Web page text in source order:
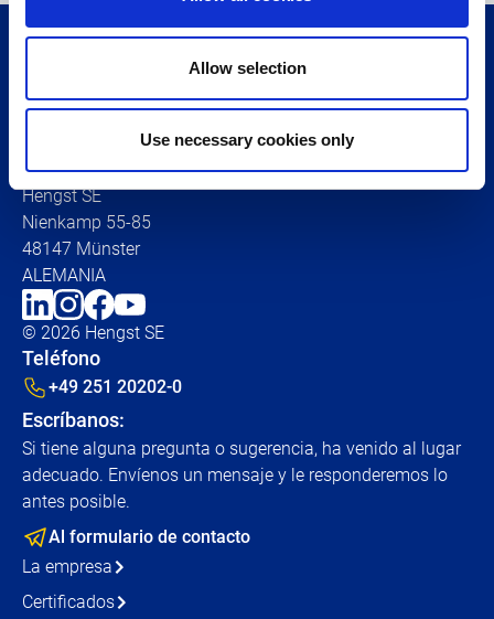
Allow selection
Use necessary cookies only
No dude en ponerse en
contacto con nosotros:
Hengst SE
Nienkamp 55-85
48147 Münster
ALEMANIA
© 2026 Hengst SE
Teléfono
+49 251 20202-0
Escríbanos:
Si tiene alguna pregunta o sugerencia, ha venido al lugar
adecuado. Envíenos un mensaje y le responderemos lo
antes posible.
Al formulario de contacto
La empresa
Certificados